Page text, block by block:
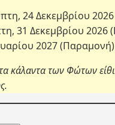
24 Δεκεμβρίου
31 Δεκεμβρίου 2026
2027 (Παραμονή)
κάλαντα των Φώτων